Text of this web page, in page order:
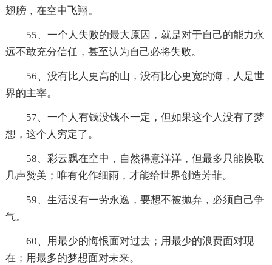
翅膀，在空中飞翔。
55、一个人失败的最大原因，就是对于自己的能力永
远不敢充分信任，甚至认为自己必将失败。
56、没有比人更高的山，没有比心更宽的海，人是世
界的主宰。
57、一个人有钱没钱不一定，但如果这个人没有了梦
想，这个人穷定了。
58、彩云飘在空中，自然得意洋洋，但最多只能换取
几声赞美；唯有化作细雨，才能给世界创造芳菲。
59、生活没有一劳永逸，要想不被抛弃，必须自己争
气。
60、用最少的悔恨面对过去；用最少的浪费面对现
在；用最多的梦想面对未来。